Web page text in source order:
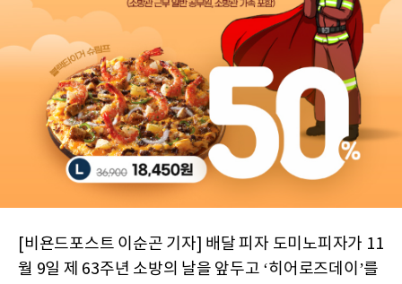
[비욘드포스트 이순곤 기자] 배달 피자 도미노피자가 11
월 9일 제 63주년 소방의 날을 앞두고 ‘히어로즈데이’를